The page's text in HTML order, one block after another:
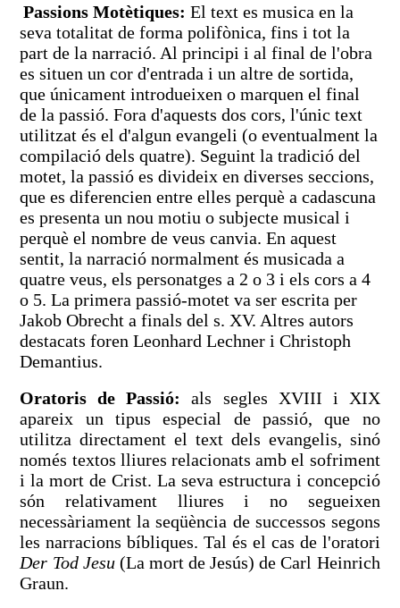
Passions Motètiques: El text es musica en la
seva totalitat de forma polifònica, fins i tot la
part de la narració. Al principi i al final de l'obra
es situen un cor d'entrada i un altre de sortida,
que únicament introdueixen o marquen el final
de la passió. Fora d'aquests dos cors, l'únic text
utilitzat és el d'algun evangeli (o eventualment la
compilació dels quatre). Seguint la tradició del
motet, la passió es divideix en diverses seccions,
que es diferencien entre elles perquè a cadascuna
es presenta un nou motiu o subjecte musical i
perquè el nombre de veus canvia. En aquest
sentit, la narració normalment és musicada a
quatre veus, els personatges a 2 o 3 i els cors a 4
o 5. La primera passió-motet va ser escrita per
Jakob Obrecht a finals del s. XV. Altres autors
destacats foren Leonhard Lechner i Christoph
Demantius.
Oratoris de Passió:
als segles XVIII i XIX
apareix un tipus especial de passió, que no
utilitza directament el text dels evangelis, sinó
només textos lliures relacionats amb el sofriment
i la mort de Crist. La seva estructura i concepció
són relativament lliures i no segueixen
necessàriament la seqüència de successos segons
les narracions bíbliques. Tal és el cas de l'oratori
Der Tod Jesu(La mort de Jesús) de Carl Heinrich
Graun.